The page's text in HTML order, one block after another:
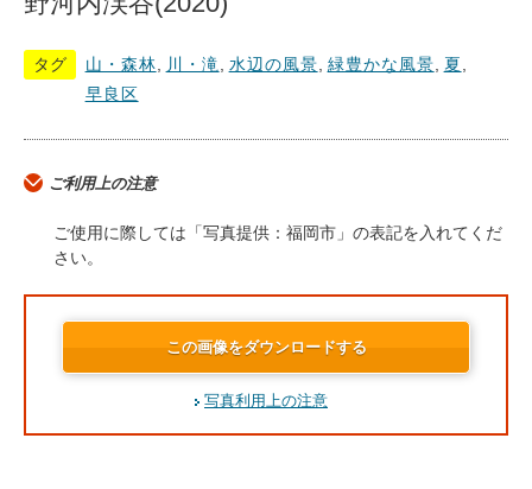
タグ 山・森林 川・滝 水辺の風景 緑豊かな風景 夏
早良区
ご利用上の注意
ご使用に際しては「写真提供：福岡市」の表記を入れてくだ
さい。
この画像をダウンロードする
写真利用上の注意